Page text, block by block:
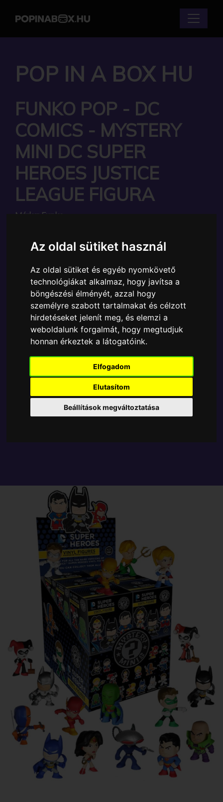
Az oldal sütiket használ
Az oldal sütiket és egyéb nyomkövető
technológiákat alkalmaz, hogy javítsa a
böngészési élményét, azzal hogy
személyre szabott tartalmakat és célzott
hirdetéseket jelenít meg, és elemzi a
weboldalunk forgalmát, hogy megtudjuk
honnan érkeztek a látogatóink.
Elfogadom
Elutasítom
Beállítások megváltoztatása
POP IN A BOX HU
FUNKO POP - DC
COMICS - MYSTERY
MINI DC SUPER
HEROES JUSTICE
LEAGUE FIGURA
Márka: Funko
Ára:2490 Ft
A Funko POP - DC Comics egyik népszerű terméke a
Funko POP - DC Comics - Mystery Mini DC Super
Heroes Justice League figura, amely ablakos
csomagolásban azaz - POP In a Box - várja új
gazdáját.
A termék sajnos nem elérhető, nézd meg
MÁSOK MIT VESZNEK
Tetszik? Osszd meg másokkal!